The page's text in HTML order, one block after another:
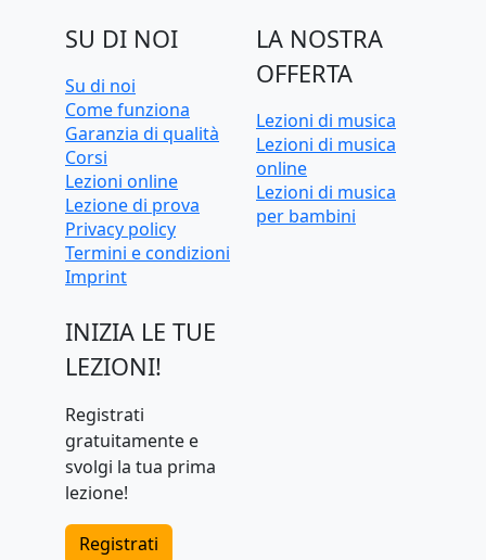
SU DI NOI
Su di noi
Come funziona
Garanzia di qualità
Corsi
Lezioni online
Lezione di prova
Privacy policy
Termini e condizioni
Imprint
INIZIA LE TUE
LEZIONI!
Registrati
gratuitamente e
svolgi la tua prima
lezione!
Registrati
LA NOSTRA
OFFERTA
Lezioni di musica
Lezioni di musica
online
Lezioni di musica
per bambini